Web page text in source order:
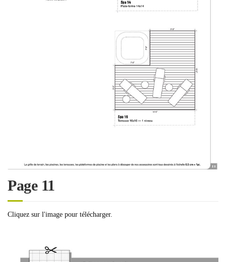
Page 11
Cliquez sur l'image pour télécharger.